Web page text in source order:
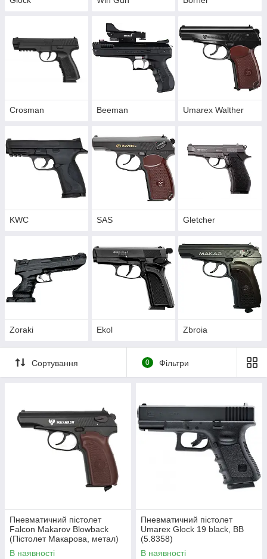
Crosman Beeman Umarex Walther
KWC SAS Gletcher
Zoraki Ekol Zbroia
Сортування 0 Фільтри
Пневматичний пістолет
Falcon Makarov Blowback
(Пістолет Макарова, метал)
В наявності
Пневматичний пістолет
Umarex Glock 19 black, BB
(5.8358)
В наявності